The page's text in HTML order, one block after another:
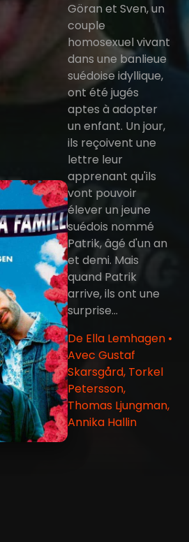
Göran et Sven, un
couple
homosexuel vivant
dans une banlieue
suédoise idyllique,
ont été jugés
aptes à adopter
un enfant. Un jour,
ils reçoivent une
lettre leur
apprenant qu'ils
vont pouvoir
élever un jeune
suédois nommé
Patrik, âgé d'un an
et demi. Mais
quand Patrik
arrive, ils ont une
surprise...
De Ella Lemhagen •
Avec Gustaf
Skarsgård, Torkel
Petersson,
Thomas Ljungman,
Annika Hallin